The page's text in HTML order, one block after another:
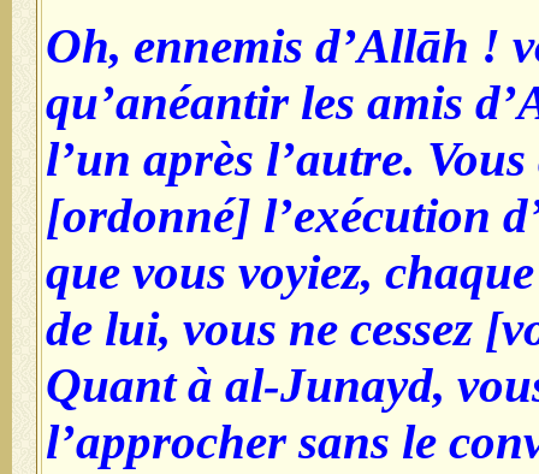
Oh, ennemis d’Allāh !
qu’anéantir les amis
l’un après l’autre. Vous
[ordonné] l’exécution
que vous voyiez,
de lui, vous ne cessez
Quant à al-Junayd,
l’approcher sans le